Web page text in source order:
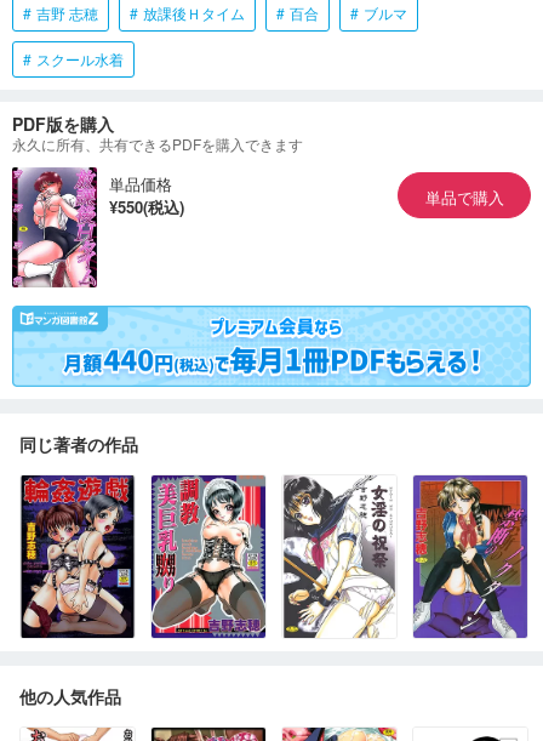
吉野 志穂 放課後Ｈタイム 百合 ブルマ
スクール水着
PDF版を購入
永久に所有、共有できるPDFを購入できます
単品価格
¥550(税込)
単品で購入
同じ著者の作品
他の人気作品